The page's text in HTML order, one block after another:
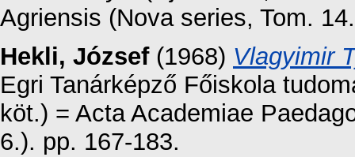
Agriensis (Nova series, Tom.
Hekli, József(1968) Vlagyimir
Egri Tanárképző Főiskola
köt.) = Acta Academiae
6.). pp. 167-183.